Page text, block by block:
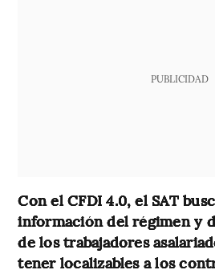
PUBLICIDAD
Con el CFDI 4.0, el SAT
información del régimen y
de los trabajadores
tener localizables a los